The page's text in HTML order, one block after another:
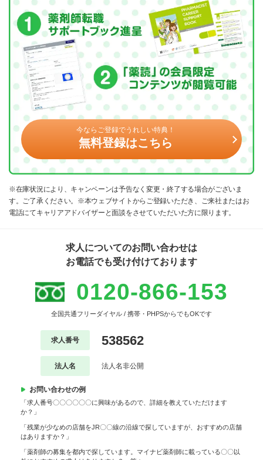
今ならご登録でうれしい特典！
無料登録はこちら
※在庫状況により、キャンペーンは予告なく変更・終了する場合がございま
す。ご了承ください。※本ウェブサイトからご登録いただき、ご来社またはお
電話にてキャリアアドバイザーと面談をさせていただいた方に限ります。
求人についてのお問い合わせは
お電話でも受け付けております
0120-866-153
全国共通フリーダイヤル / 携帯・PHPSからでもOKです
求人番号 538562
法人名 法人名非公開
お問い合わせの例
「求人番号〇〇〇〇〇〇に興味があるので、詳細を教えていただけます
か？」
「残業が少なめの店舗をJR〇〇線の沿線で探していますが、おすすめの店舗
はありますか？」
「薬剤師の募集を都内で探しています。マイナビ薬剤師に載っている〇〇以